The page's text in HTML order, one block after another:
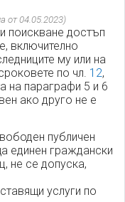
от 04.05.2023)
поискване достъп
включително
му или на
по чл. 12,
на параграфи 5 и 6
ако друго не е
публичен
единен граждански
не се допуска,
услуги по